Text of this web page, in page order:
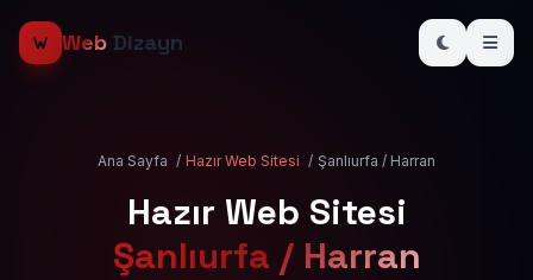
Web Dizayn
Ana Sayfa / Hazır Web Sitesi / Şanlıurfa / Harran
Hazır Web Sitesi
Şanlıurfa / Harran